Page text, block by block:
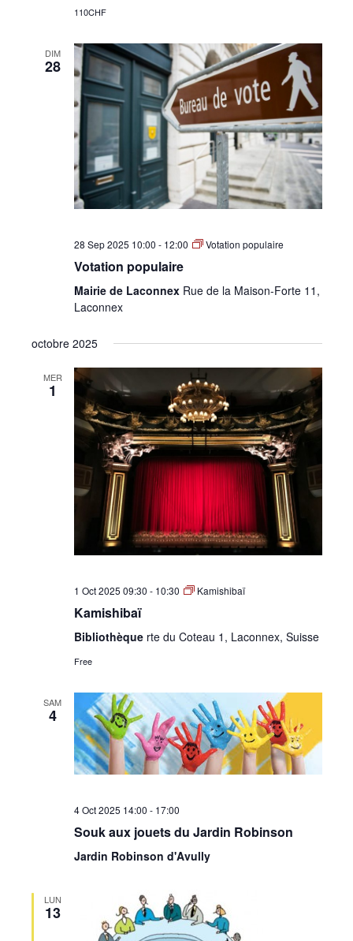
110CHF
DIM
28
28 Sep 2025 10:00 - 12:00 Votation populaire
Votation populaire
Mairie de Laconnex Rue de la Maison-Forte 11,
Laconnex
octobre 2025
MER
1
1 Oct 2025 09:30 - 10:30 Kamishibaï
Kamishibaï
Bibliothèque rte du Coteau 1, Laconnex, Suisse
Free
SAM
4
4 Oct 2025 14:00 - 17:00
Souk aux jouets du Jardin Robinson
Jardin Robinson d'Avully
LUN
13